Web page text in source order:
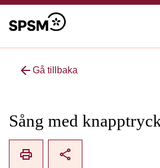
arrow_back Gå tillbaka
Sång med
print share